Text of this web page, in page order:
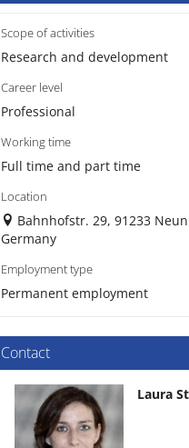
Scope of activities
Research and development
Career level
Professional
Working time
Full time and part time
Location
Bahnhofstr. 29, 91233
Germany
Employment type
Permanent employment
Contact
Laura